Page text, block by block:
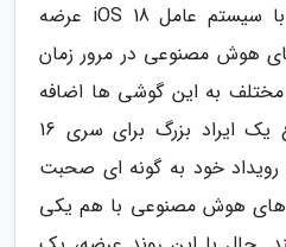
همه آیفون های تازه نیز با سیستم عامل iOS 18 عرضه
هوش مصنوعی در مرور زمان
به این گوشی ها اضافه
خواهد شد. همین موضوع یک ایراد بزرگ برای سری 16
خود به گونه ای صحبت
16 و قابلیت های هوش مصنوعی با هم یکی